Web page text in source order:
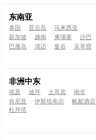
东南亚
泰国 普吉岛
马来西亚
新加坡
越南 柬埔寨
沙巴
巴厘岛
清迈 曼谷 吴哥窟
非洲中东
埃及 迪拜 土耳其
南非
肯尼亚
伊斯坦布尔
帆船酒店
杜拜塔